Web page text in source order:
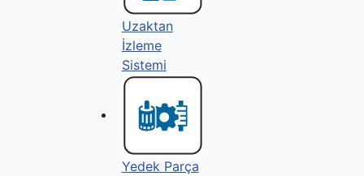
Uzaktan
İzleme
Sistemi
Yedek Parça